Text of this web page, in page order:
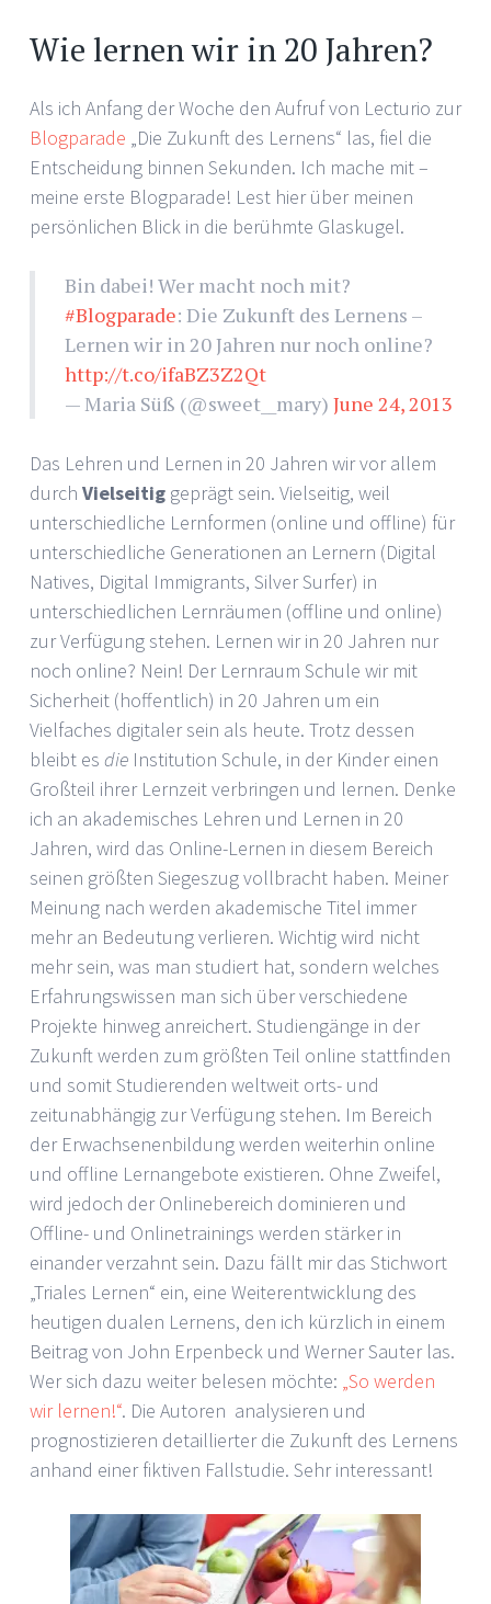
Wie lernen wir in 20 Jahren?
Als ich Anfang der Woche den Aufruf von Lecturio zur
Blogparade „Die Zukunft des Lernens“ las, fiel die
Entscheidung binnen Sekunden. Ich mache mit –
meine erste Blogparade! Lest hier über meinen
persönlichen Blick in die berühmte Glaskugel.
Bin dabei! Wer macht noch mit?
#Blogparade: Die Zukunft des Lernens –
Lernen wir in 20 Jahren nur noch online?
http://t.co/ifaBZ3Z2Qt
— Maria Süß (@sweet__mary) June 24, 2013
Das Lehren und Lernen in 20 Jahren wir vor allem
durch Vielseitig geprägt sein. Vielseitig, weil
unterschiedliche Lernformen (online und offline) für
unterschiedliche Generationen an Lernern (Digital
Natives, Digital Immigrants, Silver Surfer) in
unterschiedlichen Lernräumen (offline und online)
zur Verfügung stehen. Lernen wir in 20 Jahren nur
noch online? Nein! Der Lernraum Schule wir mit
Sicherheit (hoffentlich) in 20 Jahren um ein
Vielfaches digitaler sein als heute. Trotz dessen
bleibt es die Institution Schule, in der Kinder einen
Großteil ihrer Lernzeit verbringen und lernen. Denke
ich an akademisches Lehren und Lernen in 20
Jahren, wird das Online-Lernen in diesem Bereich
seinen größten Siegeszug vollbracht haben. Meiner
Meinung nach werden akademische Titel immer
mehr an Bedeutung verlieren. Wichtig wird nicht
mehr sein, was man studiert hat, sondern welches
Erfahrungswissen man sich über verschiedene
Projekte hinweg anreichert. Studiengänge in der
Zukunft werden zum größten Teil online stattfinden
und somit Studierenden weltweit orts- und
zeitunabhängig zur Verfügung stehen. Im Bereich
der Erwachsenenbildung werden weiterhin online
und offline Lernangebote existieren. Ohne Zweifel,
wird jedoch der Onlinebereich dominieren und
Offline- und Onlinetrainings werden stärker in
einander verzahnt sein. Dazu fällt mir das Stichwort
„Triales Lernen“ ein, eine Weiterentwicklung des
heutigen dualen Lernens, den ich kürzlich in einem
Beitrag von John Erpenbeck und Werner Sauter las.
Wer sich dazu weiter belesen möchte: „So werden
wir lernen!“. Die Autoren analysieren und
prognostizieren detaillierter die Zukunft des Lernens
anhand einer fiktiven Fallstudie. Sehr interessant!